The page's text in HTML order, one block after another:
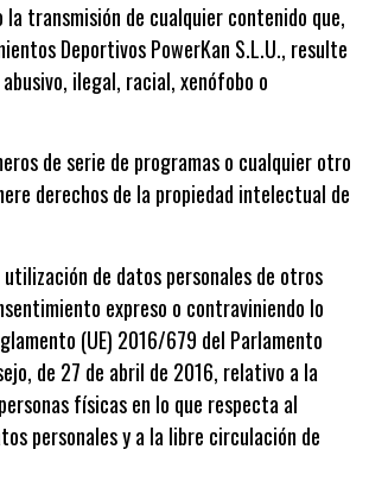
la transmisión de cualquier contenido que,
Deportivos PowerKan S.L.U., resulte
ilegal, racial, xenófobo o
de serie de programas o cualquier otro
derechos de la propiedad intelectual de
de datos personales de otros
expreso o contraviniendo lo
(UE) 2016/679 del Parlamento
de 27 de abril de 2016, relativo a la
físicas en lo que respecta al
personales y a la libre circulación de